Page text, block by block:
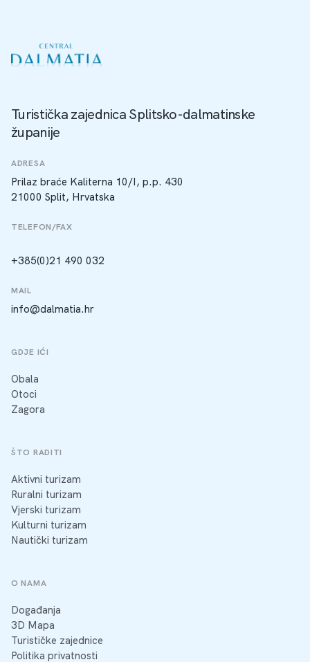
Turistička zajednica Splitsko-dalmatinske
županije
ADRESA
Prilaz braće Kaliterna 10/I, p.p. 430
21000 Split, Hrvatska
TELEFON/FAX
+385(0)21 490 032
MAIL
info@dalmatia.hr
GDJE IĆI
Obala
Otoci
Zagora
ŠTO RADITI
Aktivni turizam
Ruralni turizam
Vjerski turizam
Kulturni turizam
Nautički turizam
O NAMA
Događanja
3D Mapa
Turističke zajednice
Politika privatnosti